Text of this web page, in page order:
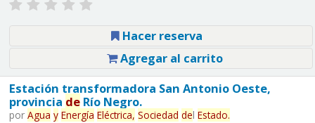
Hacer reserva
Agregar al carrito
Estación transformadora San Antonio Oeste,
provincia deRío Negro.
por Agua y Energía Eléctrica, Sociedad del Estado.